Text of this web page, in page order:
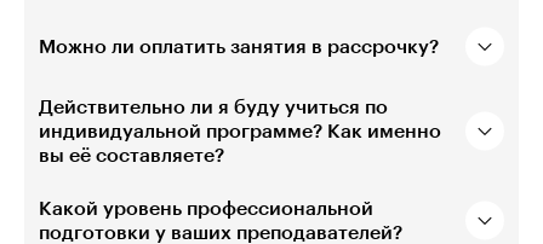
Можно ли оплатить занятия в рассрочку?
Действительно ли я буду учиться по
индивидуальной программе? Как именно
вы её составляете?
Какой уровень профессиональной
подготовки у ваших преподавателей?